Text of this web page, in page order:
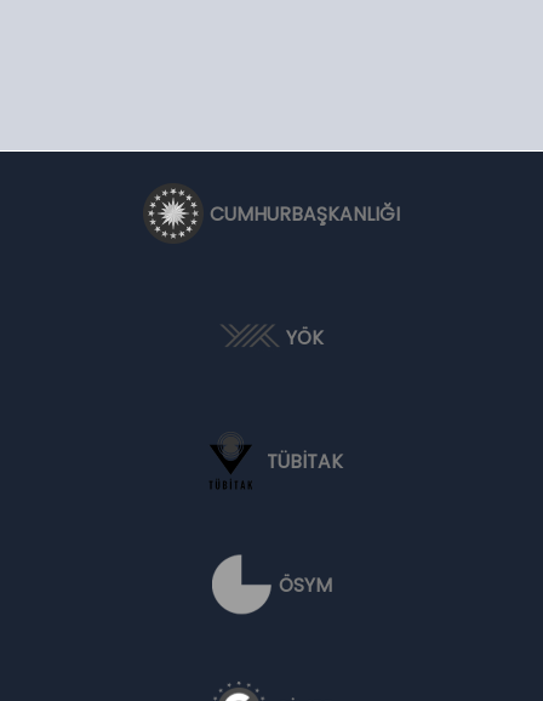
CUMHURBAŞKANLIĞI
YÖK
TÜBİTAK
ÖSYM